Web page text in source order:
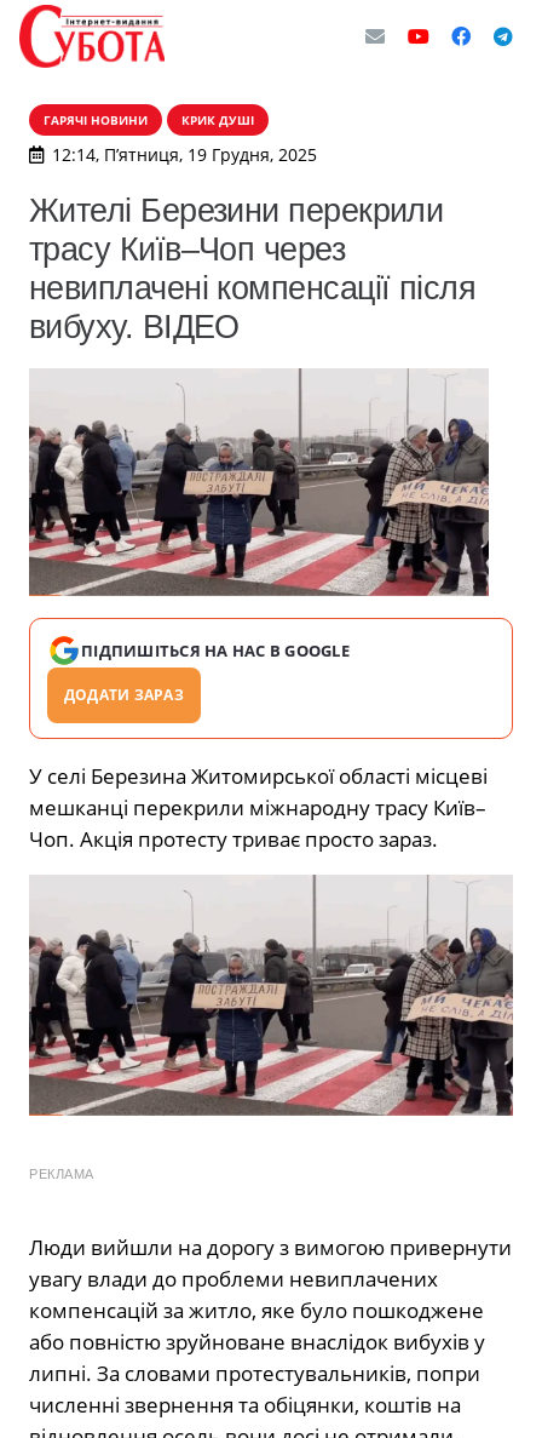
ГАРЯЧІ НОВИНИ КРИК ДУШІ
12:14, П’ятниця, 19 Грудня, 2025
Жителі Березини перекрили
трасу Київ–Чоп через
невиплачені компенсації після
вибуху. ВІДЕО
ПІДПИШІТЬСЯ НА НАС В GOOGLE
ДОДАТИ ЗАРАЗ
У селі Березина Житомирської області місцеві
мешканці перекрили міжнародну трасу Київ–
Чоп. Акція протесту триває просто зараз.
РЕКЛАМА
Люди вийшли на дорогу з вимогою привернути
увагу влади до проблеми невиплачених
компенсацій за житло, яке було пошкоджене
або повністю зруйноване внаслідок вибухів у
липні. За словами протестувальників, попри
численні звернення та обіцянки, коштів на